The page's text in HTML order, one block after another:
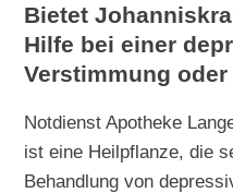
Bietet
Hilfe bei einer
Verstimmung
Notdienst Apotheke
ist eine Heilpflanze, die
Behandlung von